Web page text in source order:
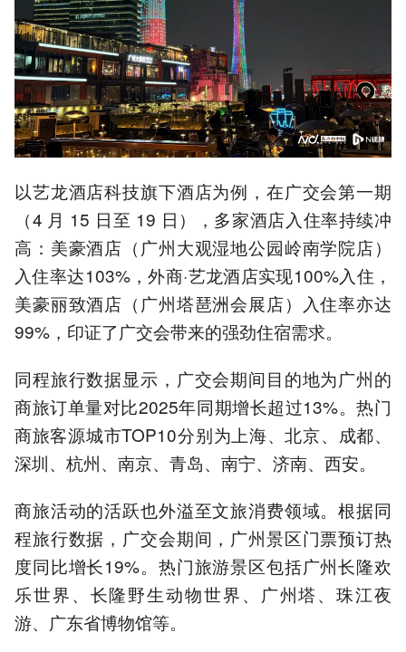
以艺龙酒店科技旗下酒店为例，在广交会第一期
（4 月 15 日至 19 日），多家酒店入住率持续冲
高：美豪酒店（广州大观湿地公园岭南学院店）
入住率达103%，外商·艺龙酒店实现100%入住，
美豪丽致酒店（广州塔琶洲会展店）入住率亦达
99%，印证了广交会带来的强劲住宿需求。
同程旅行数据显示，广交会期间目的地为广州的
商旅订单量对比2025年同期增长超过13%。热门
商旅客源城市TOP10分别为上海、北京、成都、
深圳、杭州、南京、青岛、南宁、济南、西安。
商旅活动的活跃也外溢至文旅消费领域。根据同
程旅行数据，广交会期间，广州景区门票预订热
度同比增长19%。热门旅游景区包括广州长隆欢
乐世界、长隆野生动物世界、广州塔、珠江夜
游、广东省博物馆等。